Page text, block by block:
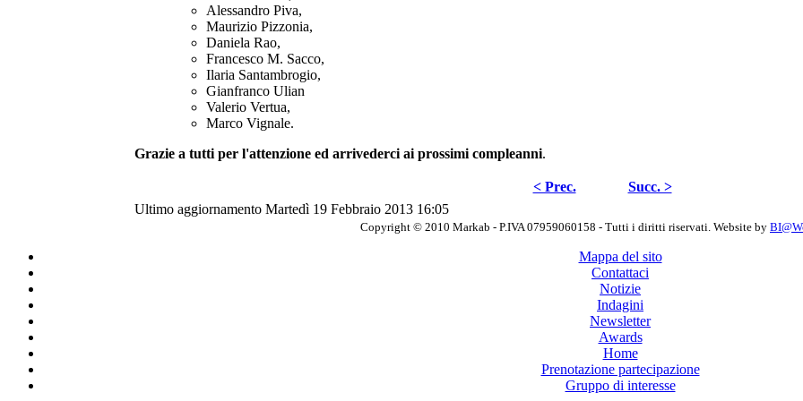
Alessandro Piva,
Maurizio Pizzonia,
Daniela Rao,
Francesco M. Sacco,
Ilaria Santambrogio,
Gianfranco Ulian
Valerio Vertua,
Marco Vignale.
Grazie a tutti per l'attenzione ed arrivederci ai prossimi compleanni.
< Prec.
Succ. >
Ultimo aggiornamento Martedì 19 Febbraio 2013 16:05
Copyright © 2010 Markab - P.IVA 07959060158 - Tutti i diritti riservati. Website by
Mappa del sito
Contattaci
Notizie
Indagini
Newsletter
Awards
Home
Prenotazione partecipazione
Gruppo di interesse